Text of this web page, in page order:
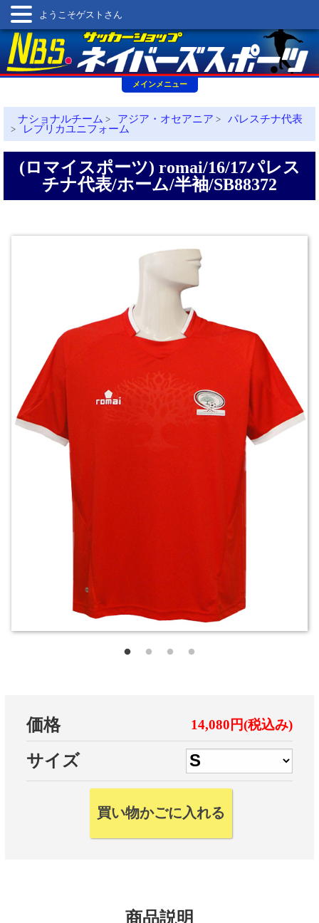
メインメニュー
ようこそゲストさん
ナショナルチーム > アジア・オセアニア > パレスチナ代表
> レプリカユニフォーム
(ロマイスポーツ) romai/16/17パレス
チナ代表/ホーム/半袖/SB88372
価格 14,080円(税込み)
サイズ
商品説明